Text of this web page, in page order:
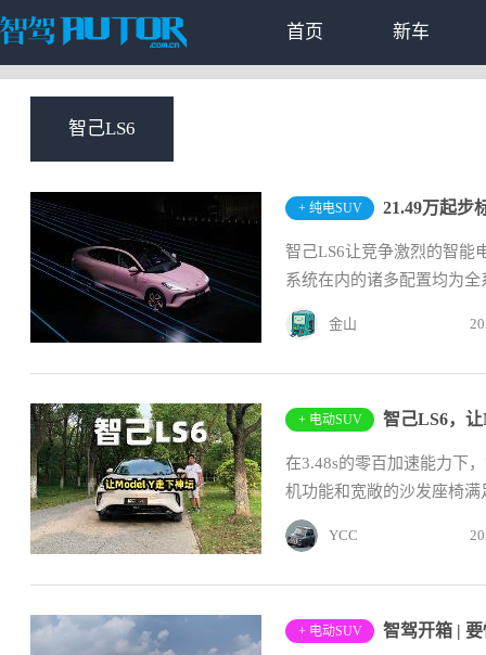
首页 新车
智己LS6
+ 纯电SUV 21.49万起步
智己LS6让竞争激烈的智能
系统在内的诸多配置均为
金山
+ 电动SUV 智己LS6，
在3.48s的零百加速能力下
机功能和宽敞的沙发座椅
YCC
+ 电动SUV 智驾开箱 |